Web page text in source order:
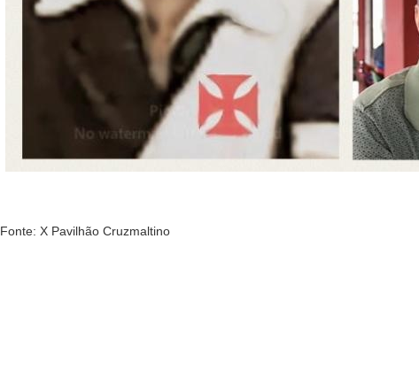
Fonte: X Pavilhão Cruzmaltino